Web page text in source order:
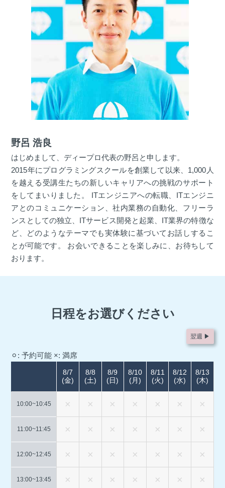
野呂 浩良
はじめまして、ディープロ代表の野呂と申します。
2015年にプログラミングスクールを創業して以来、1,000人
を越える受講生たちの新しいキャリアへの挑戦のサポート
をしてまいりました。 ITエンジニアへの転職、ITエンジニ
アとのコミュニケーション、社内業務の自動化、フリーラ
ンスとしての独立、ITサービス開発と起業、IT業界の特徴な
ど、どのようなテーマでも実体験に基づいてお話しするこ
とが可能です。 お会いできることを楽しみに、お待ちして
おります。
日程をお選びください
⚪︎: 予約可能 ×: 満席
翌週 ▶︎
10:00~10:45
11:00~11:45
12:00~12:45
13:00~13:45
8/7
(金)
8/8
(土)
8/9
(日)
8/10
(月)
8/11
(火)
8/12
(水)
8/13
(木)